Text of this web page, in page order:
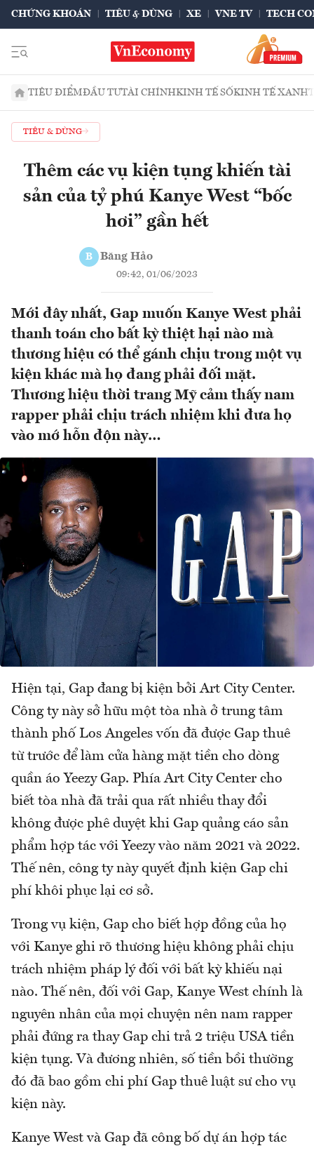
CHỨNG KHOÁN TIÊU & DÙNG XE VNE TV TECH
TIÊU ĐIỂMĐẦU TƯTÀI CHÍNHKINH TẾ SỐKINH TẾ XANH
TIÊU & DÙNG
Thêm các vụ kiện tụng khiến tài
sản của tỷ phú Kanye West “bốc
hơi” gần hết
B Băng Hảo
09:42, 01/06/2023
Mới đây nhất, Gap muốn Kanye West phải
thanh toán cho bất kỳ thiệt hại nào mà
thương hiệu có thể gánh chịu trong một vụ
kiện khác mà họ đang phải đối mặt.
Thương hiệu thời trang Mỹ cảm thấy nam
rapper phải chịu trách nhiệm khi đưa họ
vào mớ hỗn độn này…
Hiện tại, Gap đang bị kiện bởi Art City Center.
Công ty này sở hữu một tòa nhà ở trung tâm
thành phố Los Angeles vốn đã được Gap thuê
từ trước để làm cửa hàng mặt tiền cho dòng
quần áo Yeezy Gap. Phía Art City Center cho
biết tòa nhà đã trải qua rất nhiều thay đổi
không được phê duyệt khi Gap quảng cáo sản
phẩm hợp tác với Yeezy vào năm 2021 và 2022.
Thế nên, công ty này quyết định kiện Gap chi
phí khôi phục lại cơ sở.
Trong vụ kiện, Gap cho biết hợp đồng của họ
với Kanye ghi rõ thương hiệu không phải chịu
trách nhiệm pháp lý đối với bất kỳ khiếu nại
nào. Thế nên, đối với Gap, Kanye West chính là
nguyên nhân của mọi chuyện nên nam rapper
phải đứng ra thay Gap chi trả 2 triệu USA tiền
kiện tụng. Và đương nhiên, số tiền bồi thường
đó đã bao gồm chi phí Gap thuê luật sư cho vụ
kiện này.
Kanye West và Gap đã công bố dự án hợp tác